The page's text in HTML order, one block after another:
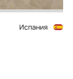
Испания